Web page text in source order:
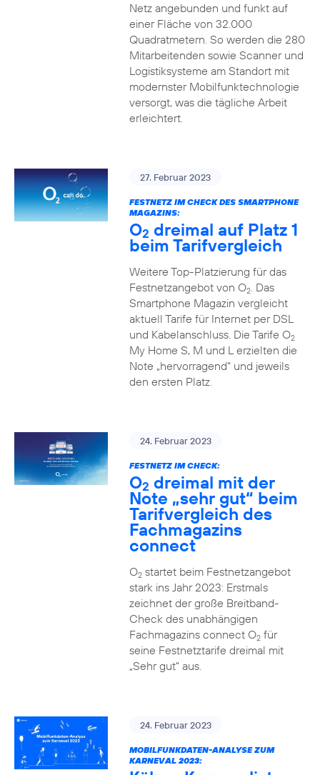
Netz angebunden und funkt auf
einer Fläche von 32.000
Quadratmetern. So werden die 280
Mitarbeitenden sowie Scanner und
Logistiksysteme am Standort mit
modernster Mobilfunktechnologie
versorgt, was die tägliche Arbeit
erleichtert.
27. Februar 2023
FESTNETZ IM CHECK DES SMARTPHONE
MAGAZINS:
O2 dreimal auf Platz 1
beim Tarifvergleich
Weitere Top-Platzierung für das
Festnetzangebot von O2. Das
Smartphone Magazin vergleicht
aktuell Tarife für Internet per DSL
und Kabelanschluss. Die Tarife O2
My Home S, M und L erzielten die
Note „hervorragend“ und jeweils
den ersten Platz.
24. Februar 2023
FESTNETZ IM CHECK:
O2 dreimal mit der
Note „sehr gut“ beim
Tarifvergleich des
Fachmagazins
connect
O2startet beim Festnetzangebot
stark ins Jahr 2023: Erstmals
zeichnet der große Breitband-
Check des unabhängigen
Fachmagazins connect O2für
seine Festnetztarife dreimal mit
„Sehr gut“ aus.
24. Februar 2023
MOBILFUNKDATEN-ANALYSE ZUM
KARNEVAL 2023: